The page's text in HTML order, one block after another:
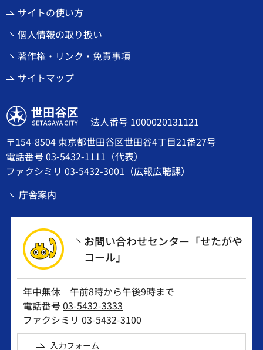
サイトの使い方
個人情報の取り扱い
著作権・リンク・免責事項
サイトマップ
世田谷区
法人番号 1000020131121
〒154-8504 東京都世田谷区世田谷4丁目21番27号
電話番号03-5432-1111 （代表）
ファクシミリ 03-5432-3001（広報広聴課）
庁舎案内
お問い合わせセンター「せたがや
コール」
年中無休 午前8時から午後9時まで
電話番号03-5432-3333
ファクシミリ 03-5432-3100
入力フォーム